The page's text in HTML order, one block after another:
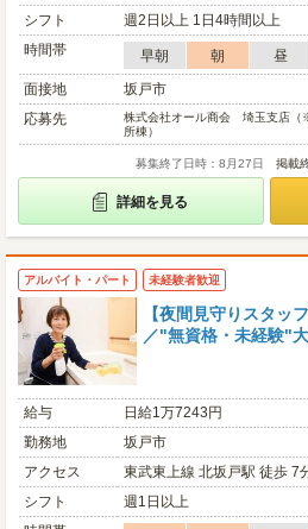
シフト
週2日以上 1日4時間以上
時間帯
早朝 朝 昼
面接地
坂戸市
応募先
株式会社オール商会 埼玉支店（
所棟）
募集終了日時：8月27日 掲載
詳細を見る
アルバイト・パート 未経験者歓迎
【夜間見守りスタッ
／"無資格・未経験"
給与
日給1万7243円
勤務地
坂戸市
アクセス
東武東上線 北坂戸駅 徒歩 7
シフト
週1日以上